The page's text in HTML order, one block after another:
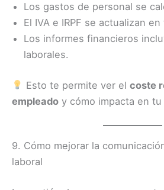
Los gastos de personal se
El IVA e IRPF se actualizan
Los informes financieros
laborales.
Esto te permite ver el coste
empleado y cómo impacta en
9. Cómo mejorar la
laboral